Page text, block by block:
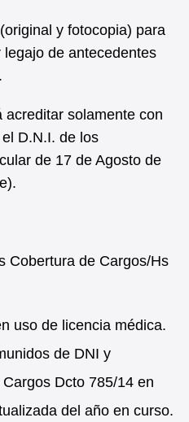
y fotocopia) para
de antecedentes
solamente con
D.N.I. de los
de 17 de Agosto de
Cobertura de Cargos/Hs
uso de licencia médica.
de DNI y
Dcto 785/14 en
del año en curso.